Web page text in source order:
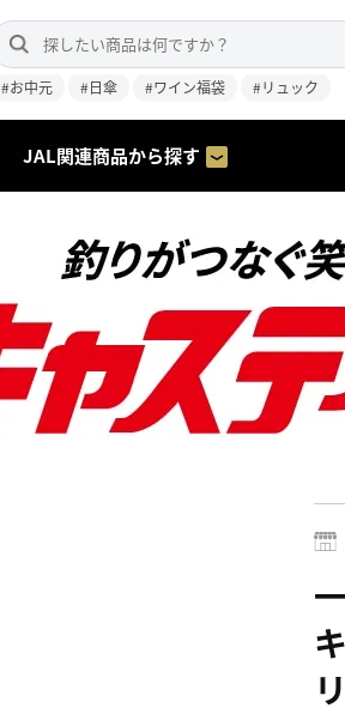
#お中元 #日傘 #ワイン福袋 #リュック
JAL関連商品から探す